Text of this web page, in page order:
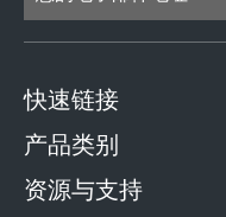
快速链接
产品类别
资源与支持